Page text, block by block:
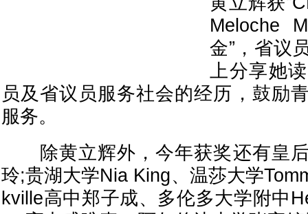
Meloche
金”，省议
上分享她
员及省议员服务社会的经历，鼓励
服务。
除黄立辉外，今年获奖还有皇后
玲;贵湖大学Nia King、温莎大学
kville高中郑子成、多伦多大学附中